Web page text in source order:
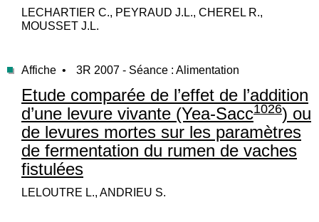
LECHARTIER C., PEYRAUD J.L., CHEREL R.,
MOUSSET J.L.
Affiche • 3R 2007 - Séance : Alimentation
Etude comparée de l’effet de l’addition
d’une levure vivante (Yea-Sacc1026) ou
de levures mortes sur les paramètres
de fermentation du rumen de vaches
fistulées
LELOUTRE L., ANDRIEU S.